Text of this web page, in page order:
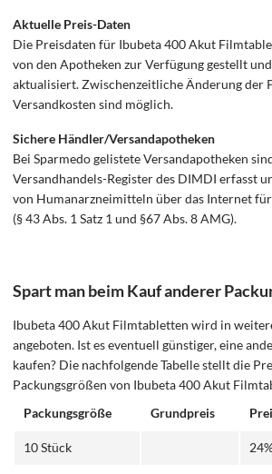
Aktuelle Preis-Daten
Die Preisdaten für Ibubeta 400 Akut
von den Apotheken zur Verfügung gestellt
aktualisiert. Zwischenzeitliche Änderung der
Versandkosten sind möglich.
Sichere Händler/Versandapotheken
Bei Sparmedo gelistete Versandapotheken
Versandhandels-Register des DIMDI erfasst
von Humanarzneimitteln über das Internet
(§ 43 Abs. 1 Satz 1 und §67 Abs. 8 AMG).
Spart man beim Kauf anderer
Ibubeta 400 Akut Filmtabletten wird in
angeboten. Ist es eventuell günstiger, eine
kaufen? Die nachfolgende Tabelle stellt die
Packungsgrößen von Ibubeta 400 Akut
Packungsgröße
Grundpreis
10 Stück